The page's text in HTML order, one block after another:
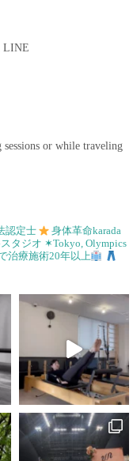
LINE
sessions or while traveling
認定士
身体革命karada
タジオ ✶Tokyo, Olympics
治療施術20年以上